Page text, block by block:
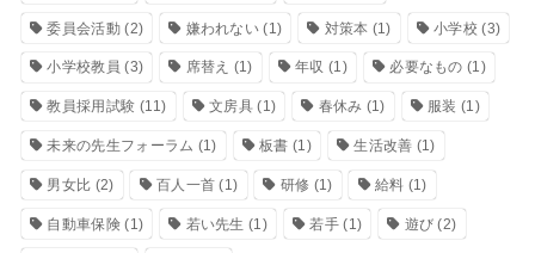
委員会活動(2) 嫌われない (1) 対策本 (1) 小学校 (3)
小学校教員 (3) 席替え (1) 年収 (1) 必要なもの (1)
教員採用試験 (11) 文房具 (1) 春休み (1) 服装 (1)
未来の先生フォーラム (1) 板書 (1) 生活改善 (1)
男女比 (2) 百人一首 (1) 研修 (1) 給料 (1)
自動車保険(1) 若い先生 (1) 若手(1) 遊び (2)